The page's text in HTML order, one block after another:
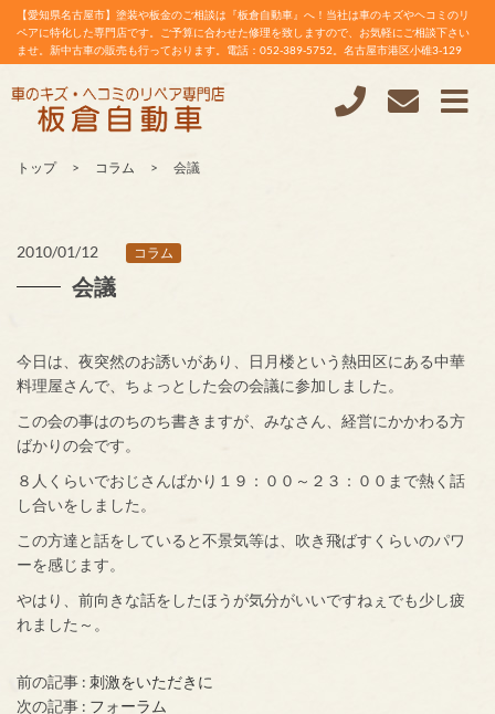
【愛知県名古屋市】塗装や板金のご相談は『板倉自動車』へ！当社は車のキズやヘコミのリ
ペアに特化した専門店です。ご予算に合わせた修理を致しますので、お気軽にご相談下さい
ませ。新中古車の販売も行っております。電話：052-389-5752。名古屋市港区小碓3-129
トップ コラム 会議
2010/01/12 コラム
会議
今日は、夜突然のお誘いがあり、日月楼という熱田区にある中華
料理屋さんで、ちょっとした会の会議に参加しました。
この会の事はのちのち書きますが、みなさん、経営にかかわる方
ばかりの会です。
８人くらいでおじさんばかり１９：００～２３：００まで熱く話
し合いをしました。
この方達と話をしていると不景気等は、吹き飛ばすくらいのパワ
ーを感じます。
やはり、前向きな話をしたほうが気分がいいですねぇでも少し疲
れました～。
前の記事 : 刺激をいただきに
次の記事 : フォーラム